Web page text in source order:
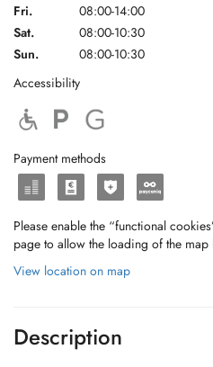
Fri.
08:00-14:00
Sat.
08:00-10:30
Sun.
08:00-10:30
Accessibility
Payment methods
Please enable the “functional
page to allow the loading of the map
View location on map
Description